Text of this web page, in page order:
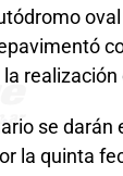
se
la quinta